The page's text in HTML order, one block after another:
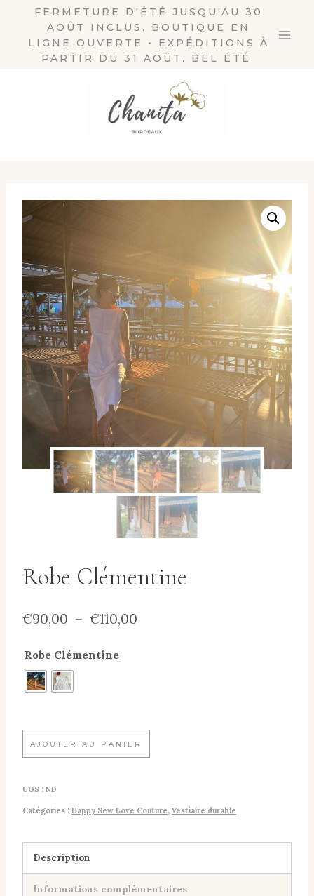
FERMETURE D'ÉTÉ JUSQU'AU 30
AOÛT INCLUS. BOUTIQUE EN
LIGNE OUVERTE • EXPÉDITIONS À
PARTIR DU 31 AOÛT. BEL ÉTÉ.
Robe Clémentine
€90,00 – €110,00
Robe Clémentine
quantité
de
AJOUTER AU PANIER
UGS : ND
Catégories : Happy Sew Love Couture, Vestiaire durable
Description
Informations complémentaires